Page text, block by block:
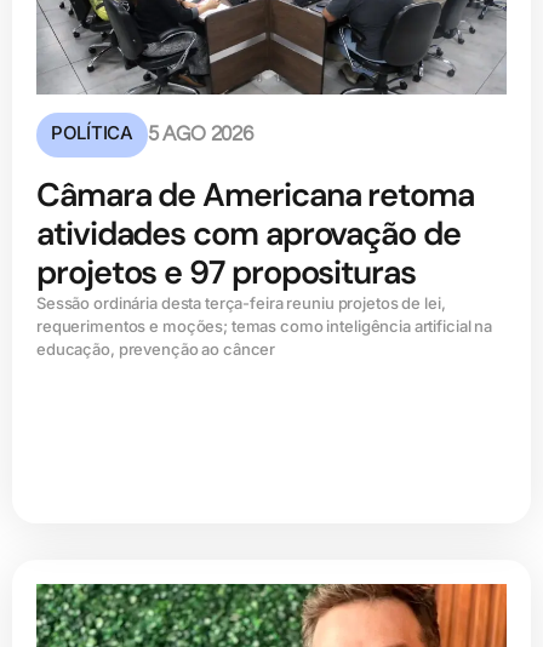
POLÍTICA 5 AGO 2026
Câmara de Americana retoma
atividades com aprovação de
projetos e 97 proposituras
Sessão ordinária desta terça-feira reuniu projetos de lei,
requerimentos e moções; temas como inteligência artificial na
educação, prevenção ao câncer